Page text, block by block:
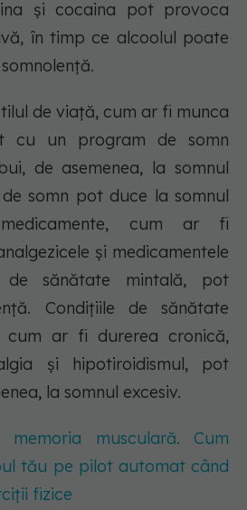
și cocaina pot provoca
în timp ce alcoolul poate
de viață, cum ar fi munca
cu un program de somn
de asemenea, la somnul
de somn pot duce la somnul
cum ar fi
și medicamentele
de sănătate mintală, pot
Condițiile de sănătate
cum ar fi durerea cronică,
și hipotiroidismul, pot
la somnul excesiv.
memoria musculară. Cum
tău pe pilot automat când
fizice